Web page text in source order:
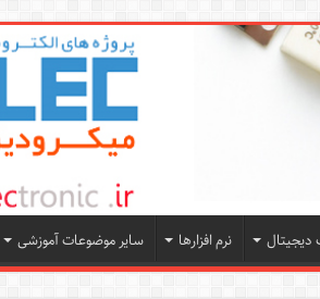
دیجیتال نرم افزارها سایر موضوعات آموزشی